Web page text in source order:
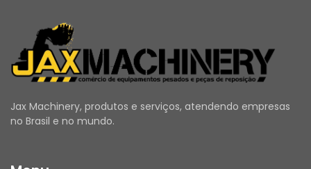
Jax Machinery, produtos e serviços, atendendo empresas
no Brasil e no mundo.